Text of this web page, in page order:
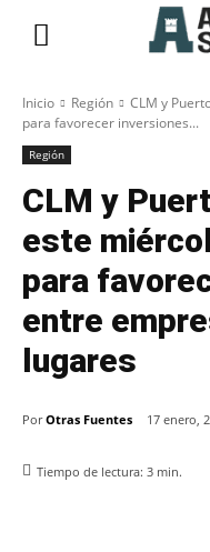
Inicio Región
CLM y
para favorecer inversiones...
Región
CLM y
este
para
entre
lugares
Por Otras Fuentes 17 enero,
Tiempo de lectura: 3 min.